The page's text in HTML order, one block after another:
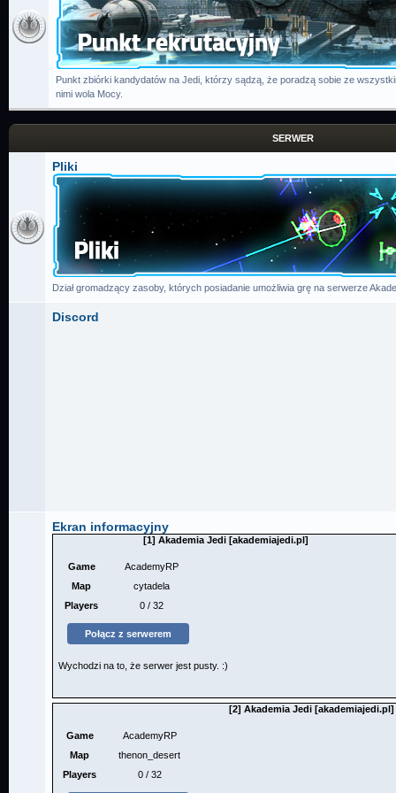
Punkt zbiórki kandydatów na Jedi, którzy sądzą, że poradzą sobie ze
nimi wola Mocy.
SERWER
Pliki
Dział gromadzący zasoby, których posiadanie umożliwia grę na serwerze
Discord
Ekran informacyjny